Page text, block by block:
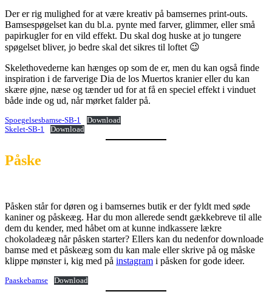
Der er rig mulighed for at være kreativ på bamsernes print-outs.
Bamsespøgelset kan du bl.a. pynte med farver, glimmer, eller små
papirkugler for en vild effekt. Du skal dog huske at jo tungere
spøgelset bliver, jo bedre skal det sikres til loftet 😉
Skelethovederne kan hænges op som de er, men du kan også finde
inspiration i de farverige Dia de los Muertos kranier eller du kan
skære øjne, næse og tænder ud for at få en speciel effekt i vinduet
både inde og ud, når mørket falder på.
Spoegelsesbamse-SB-1
Download
Skelet-SB-1
Download
Påske
Påsken står for døren og i bamsernes butik er der fyldt med søde
kaniner og påskeæg. Har du mon allerede sendt gækkebreve til alle
dem du kender, med håbet om at kunne indkassere lækre
chokoladeæg når påsken starter? Ellers kan du nedenfor downloade
bamse med et påskeæg som du kan male eller skrive på og måske
klippe mønster i, kig med på instagram i påsken for gode ideer.
Paaskebamse Download